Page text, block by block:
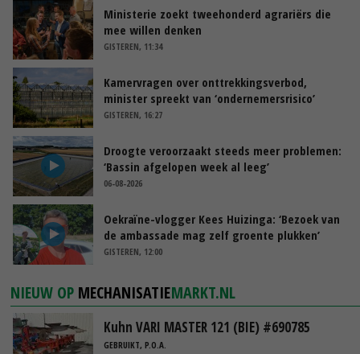
Ministerie zoekt tweehonderd agrariërs die
mee willen denken
GISTEREN, 11:34
Kamervragen over onttrekkingsverbod,
minister spreekt van ‘ondernemersrisico’
GISTEREN, 16:27
Droogte veroorzaakt steeds meer problemen:
‘Bassin afgelopen week al leeg’
06-08-2026
Oekraïne-vlogger Kees Huizinga: ‘Bezoek van
de ambassade mag zelf groente plukken’
GISTEREN, 12:00
NIEUW OP MECHANISATIEMARKT.NL
Kuhn VARI MASTER 121 (BIE) #690785
GEBRUIKT, P.O.A.